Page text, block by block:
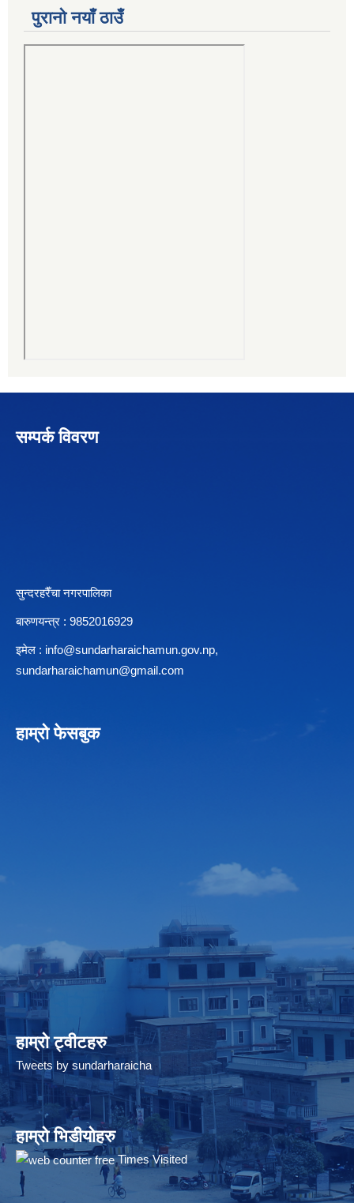
पुरानो नयाँ ठाउँ
सम्पर्क विवरण
सुन्दरहरैँचा नगरपालिका
बारुणयन्त्र : 9852016929
इमेल : info@sundarharaichamun.gov.np,
sundarharaichamun@gmail.com
हाम्रो फेसबुक
हाम्रो ट्वीटहरु
Tweets by sundarharaicha
हाम्रो भिडीयोहरु
Times Visited